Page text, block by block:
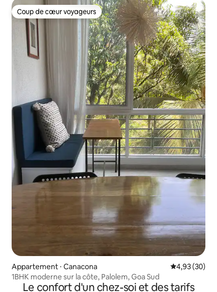
Coup de cœur voyageurs
Coup de cœur voyageurs
Appartement ⋅ Canacona Évaluation
4,93 (30)
1BHK moderne sur la côte, Palolem, Goa Sud
Le confort d'un chez-soi et des tarifs